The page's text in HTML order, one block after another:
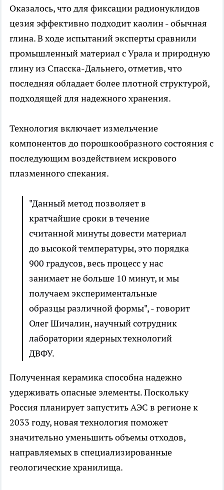
Оказалось, что для фиксации радионуклидов
цезия эффективно подходит каолин - обычная
глина. В ходе испытаний эксперты сравнили
промышленный материал с Урала и природную
глину из Спасска-Дальнего, отметив, что
последняя обладает более плотной структурой,
подходящей для надежного хранения.
Технология включает измельчение
компонентов до порошкообразного состояния с
последующим воздействием искрового
плазменного спекания.
"Данный метод позволяет в
кратчайшие сроки в течение
считанной минуты довести материал
до высокой температуры, это порядка
900 градусов, весь процесс у нас
занимает не больше 10 минут, и мы
получаем экспериментальные
образцы различной формы", - говорит
Олег Шичалин, научный сотрудник
лаборатории ядерных технологий
ДВФУ.
Полученная керамика способна надежно
удерживать опасные элементы. Поскольку
Россия планирует запустить АЭС в регионе к
2033 году, новая технология поможет
значительно уменьшить объемы отходов,
направляемых в специализированные
геологические хранилища.